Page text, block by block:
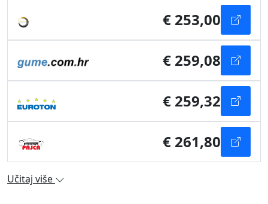
€ 253,00
€ 259,08
€ 259,32
€ 261,80
Učitaj više